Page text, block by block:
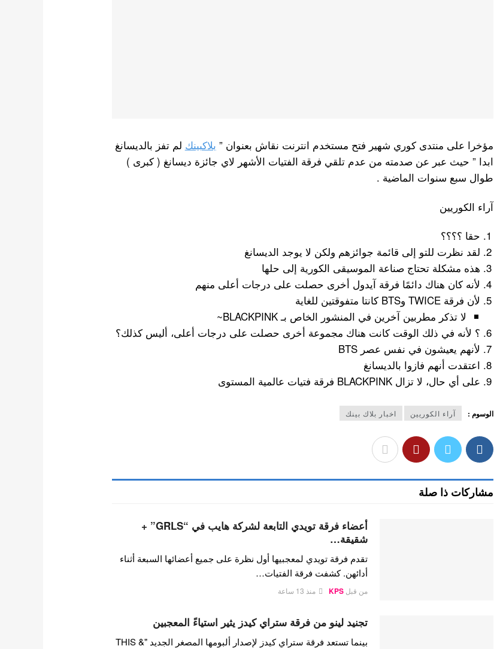
مؤخرا على منتدى كوري شهير فتح مستخدم انترنت نقاش بعنوان ” بلاكبينك لم تفز بالديسانغ
ابدا ” حيث عبر عن صدمته من عدم تلقي فرقة الفتيات الأشهر لاي جائزة ديسانغ ( كبرى )
طوال سبع سنوات الماضية .
آراء الكوريين
حقا ؟؟؟؟
لقد نظرت للتو إلى قائمة جوائزهم ولكن لا يوجد الديسانغ
هذه مشكلة تحتاج صناعة الموسيقى الكورية إلى حلها
لأنه كان هناك دائمًا فرقة آيدول أخرى حصلت على درجات أعلى منهم
لأن فرقة TWICE وBTS كانتا متفوقتين للغاية
لا تذكر مطربين آخرين في المنشور الخاص بـ BLACKPINK~
؟ لأنه في ذلك الوقت كانت هناك مجموعة أخرى حصلت على درجات أعلى، أليس كذلك؟
لأنهم يعيشون في نفس عصر BTS
اعتقدت أنهم فازوا بالديسانغ
على أي حال، لا تزال BLACKPINK فرقة فتيات عالمية المستوى
الوسوم : آراء الكوريين اخبار بلاك بينك
مشاركات ذا صلة
أعضاء فرقة تويدي التابعة لشركة هايب في “GRLS” +
شقيقة…
تقدم فرقة تويدي لمعجبيها أول نظرة على جميع أعضائها السبعة أثناء
أدائهن. كشفت فرقة الفتيات…
من قبلKPS منذ 13 ساعة
تجنيد لينو من فرقة ستراي كيدز يثير استياءً المعجبين
بينما تستعد فرقة ستراي كيدز لإصدار ألبومها المصغر الجديد "THIS &